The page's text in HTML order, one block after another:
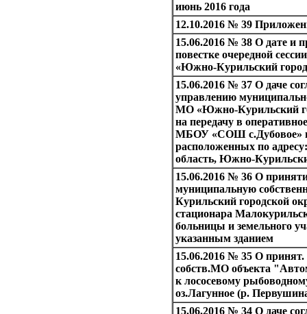
июнь 2016 года
12.10.2016 № 39
15.06.2016 № 38 О дате и
повестке очередной
«Южно-Курильский
15.06.2016 № 37 О даче
управлению
МО «Южно-Курильский
на передачу в
МБОУ «СОШ с.Дубовое»
расположенных по
область, Южно-
15.06.2016 № 36 О
муниципальную
Курильский городской
стационара
больницы и земельного
указанным зданием
15.06.2016 № 35 О
собств.МО объекта
к лососевому
оз.Лагунное (р.
15.06.2016 № 34 О даче